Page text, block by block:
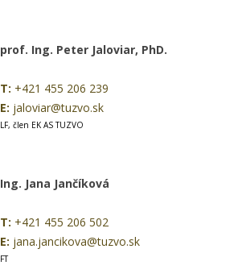
prof. Ing. Peter Jaloviar, PhD.
T: +421 455 206 239
E: jaloviar@tuzvo.sk
LF, člen EK AS TUZVO
Ing. Jana Jančíková
T: +421 455 206 502
E: jana.jancikova@tuzvo.sk
FT